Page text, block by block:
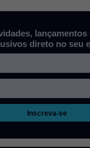
direto no seu
Inscreva-se